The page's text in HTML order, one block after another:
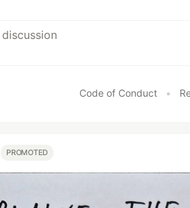
Code of Conduct •
PROMOTED